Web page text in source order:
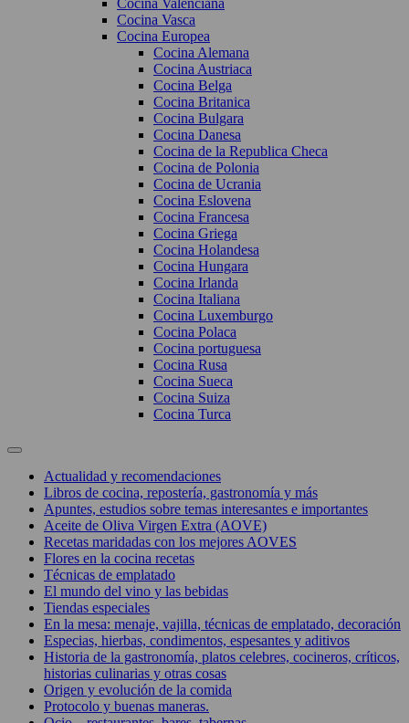
Cocina Valenciana
Cocina Vasca
Cocina Europea
Cocina Alemana
Cocina Austriaca
Cocina Belga
Cocina Britanica
Cocina Bulgara
Cocina Danesa
Cocina de la Republica Checa
Cocina de Polonia
Cocina de Ucrania
Cocina Eslovena
Cocina Francesa
Cocina Griega
Cocina Holandesa
Cocina Hungara
Cocina Irlanda
Cocina Italiana
Cocina Luxemburgo
Cocina Polaca
Cocina portuguesa
Cocina Rusa
Cocina Sueca
Cocina Suiza
Cocina Turca
Actualidad y recomendaciones
Libros de cocina, repostería, gastronomía y más
Apuntes, estudios sobre temas interesantes e importantes
Aceite de Oliva Virgen Extra (AOVE)
Recetas maridadas con los mejores AOVES
Flores en la cocina recetas
Técnicas de emplatado
El mundo del vino y las bebidas
Tiendas especiales
En la mesa: menaje, vajilla, técnicas de emplatado, decoración
Especias, hierbas, condimentos, espesantes y aditivos
Historia de la gastronomía, platos celebres, cocineros, críticos,
historias culinarias y otras cosas
Origen y evolución de la comida
Protocolo y buenas maneras.